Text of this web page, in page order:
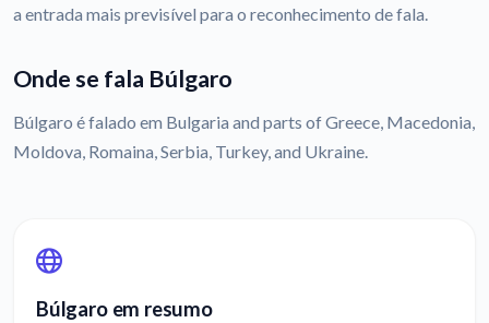
a entrada mais previsível para o reconhecimento de fala.
Onde se fala Búlgaro
Búlgaro é falado em Bulgaria and parts of Greece, Macedonia,
Moldova, Romaina, Serbia, Turkey, and Ukraine.
Búlgaro em resumo